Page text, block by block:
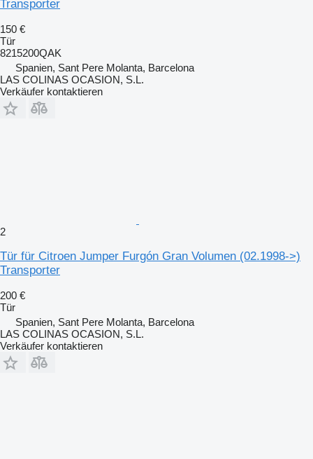
Transporter
150 €
Tür
8215200QAK
Spanien, Sant Pere Molanta, Barcelona
LAS COLINAS OCASION, S.L.
Verkäufer kontaktieren
2
Tür für Citroen Jumper Furgón Gran Volumen (02.1998->)
Transporter
200 €
Tür
Spanien, Sant Pere Molanta, Barcelona
LAS COLINAS OCASION, S.L.
Verkäufer kontaktieren